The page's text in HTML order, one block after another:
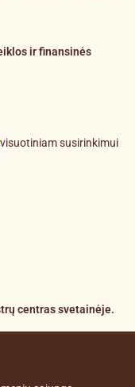
irfinansinės
visuotiniam susirinkimui
centras svetainėje.